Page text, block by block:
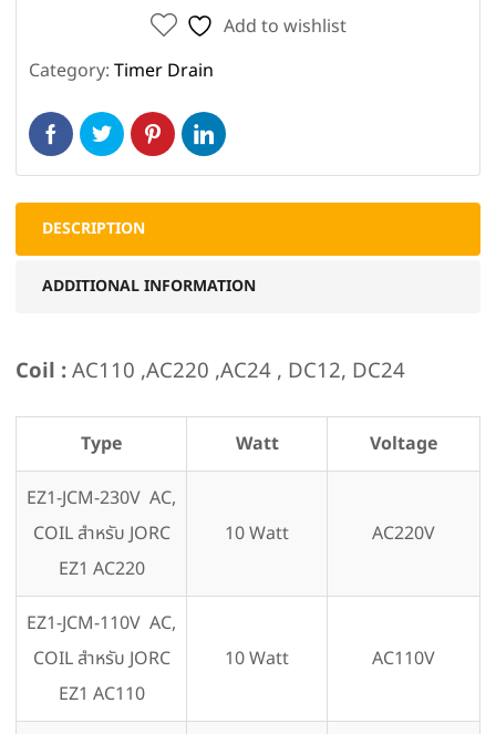
Add to wishlist
Category: Timer Drain
DESCRIPTION
ADDITIONAL INFORMATION
Coil :AC110 ,AC220 ,AC24 , DC12, DC24
Type Watt Voltage
EZ1-JCM-230V AC,
COIL สำหรับ JORC
EZ1 AC220
10 Watt AC220V
EZ1-JCM-110V AC,
COIL สำหรับ JORC
EZ1 AC110
10 Watt AC110V